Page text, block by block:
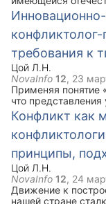
развитии
отрицанием
можно считать
последовательно
формулирует
решаться
разрешения
профессиональные
консультант,
конфликтолог-
ориентации в
может помочь
научить их
эффективности
технологий?
требования к
Цой Л.Н.
NovaInfo 12, 23
Применяя
что
непосредственно
и эмпирического
конструкциях,
явлений или
виду некоторую
объединяются
мышления. Любая
путем полагания
схемы, которые
Конфликт как
принципы,
Цой Л.Н.
NovaInfo 12, 24
Движение к
нашей стране